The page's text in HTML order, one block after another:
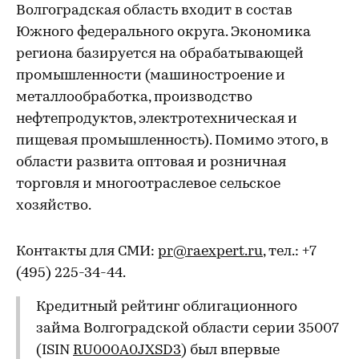
Волгоградская область входит в состав
Южного федерального округа. Экономика
региона базируется на обрабатывающей
промышленности (машиностроение и
металлообработка, производство
нефтепродуктов, электротехническая и
пищевая промышленность). Помимо этого, в
области развита оптовая и розничная
торговля и многоотраслевое сельское
хозяйство.
Контакты для СМИ: pr@raexpert.ru, тел.: +7
(495) 225-34-44.
Кредитный рейтинг облигационного
займа Волгоградской области серии 35007
(ISIN RU000A0JXSD3) был впервые